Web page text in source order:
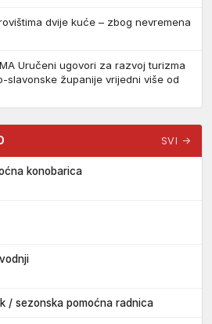
dvije kuće – zbog nevremena
Uručeni ugovori za razvoj turizma
slavonske županije vrijedni više od
SVI →
konobarica
/ sezonska pomoćna radnica